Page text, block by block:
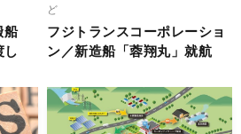
船
し
ど
フジトランスコーポレーショ
ン／新造船「蓉翔丸」就航